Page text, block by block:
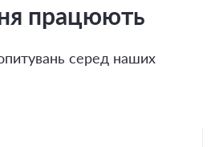
працюють
серед наших